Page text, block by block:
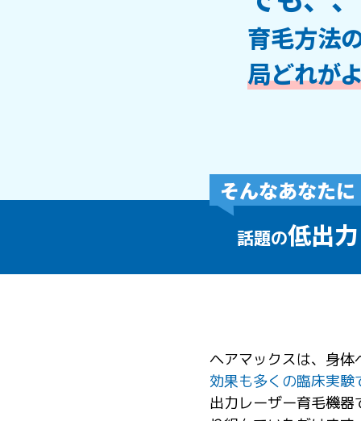
育毛方法
局どれが
話題の低出
ヘアマックスは、身
効果も多くの臨床実験
出力レーザー育毛機